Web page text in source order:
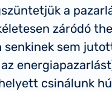
a
záródó
sem
csinálunk